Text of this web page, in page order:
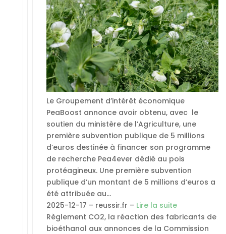
Le Groupement d’intérêt économique
PeaBoost annonce avoir obtenu, avec le
soutien du ministère de l’Agriculture, une
première subvention publique de 5 millions
d’euros destinée à financer son programme
de recherche Pea4ever dédié au pois
protéagineux. Une première subvention
publique d’un montant de 5 millions d’euros a
été attribuée au…
2025-12-17 – reussir.fr – Lire la suite
Règlement CO2, la réaction des fabricants de
bioéthanol aux annonces de la Commission